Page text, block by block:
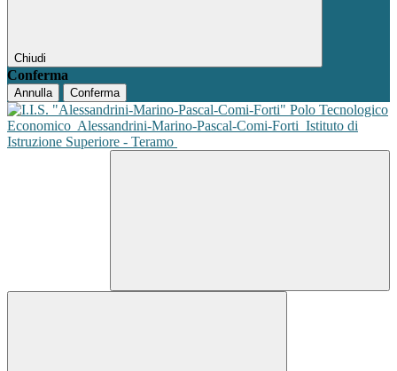
Chiudi
Conferma
Annulla Conferma
Polo Tecnologico
Economico Alessandrini-Marino-Pascal-Comi-Forti Istituto di
Istruzione Superiore - Teramo